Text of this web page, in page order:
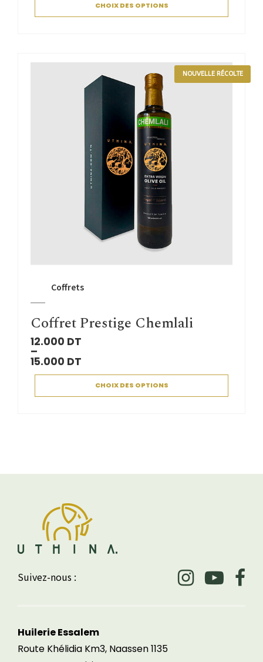
CHOIX DES OPTIONS
NOUVELLE RÉCOLTE
Coffrets
Coffret Prestige Chemlali
12.000 DT
–
15.000 DT
CHOIX DES OPTIONS
Suivez-nous :
Huilerie Essalem
Route Khélidia Km3, Naassen 1135